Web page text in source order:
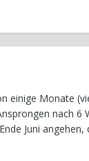
einige Monate
nach 6
Juni angehen,